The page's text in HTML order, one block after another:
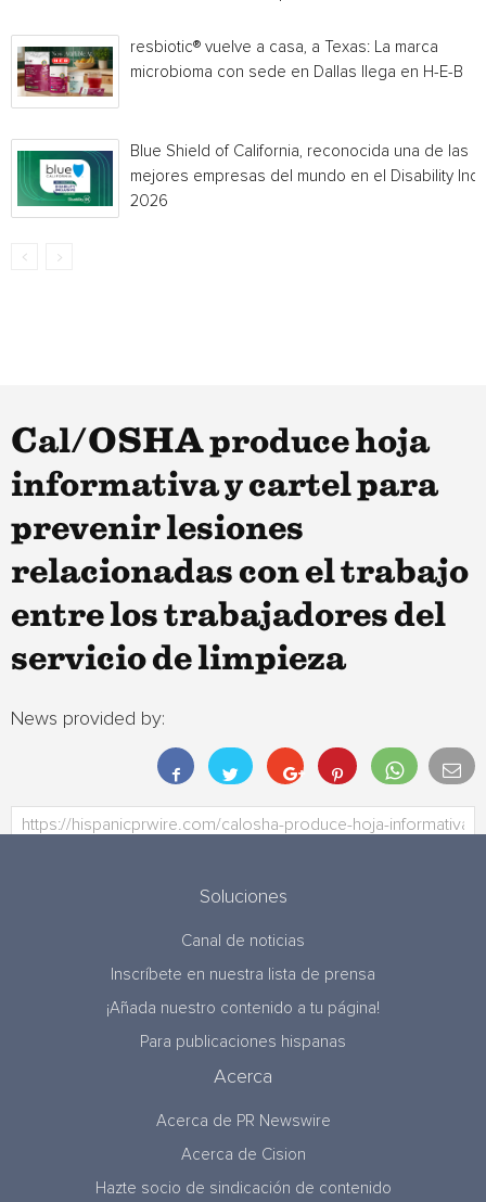
resbiotic® vuelve a casa, a Texas: La marca
microbioma con sede en Dallas llega en H-E-B
Blue Shield of California, reconocida una de las
mejores empresas del mundo en el Disability
2026
Cal/OSHA produce hoja
informativa y cartel para
prevenir lesiones
relacionadas con el trabajo
entre los trabajadores del
servicio de limpieza
News provided by:
Soluciones
Canal de noticias
Inscríbete en nuestra lista de prensa
¡Añada nuestro contenido a tu página!
Para publicaciones hispanas
Acerca
Acerca de PR Newswire
Acerca de Cision
Hazte socio de sindicación de contenido